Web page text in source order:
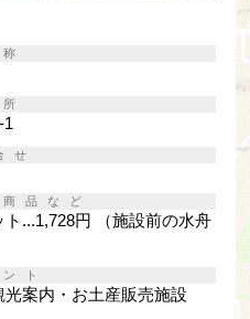
1
せ
品など
...1,728円 （施設前の水舟
ト
光案内・お土産販売施設